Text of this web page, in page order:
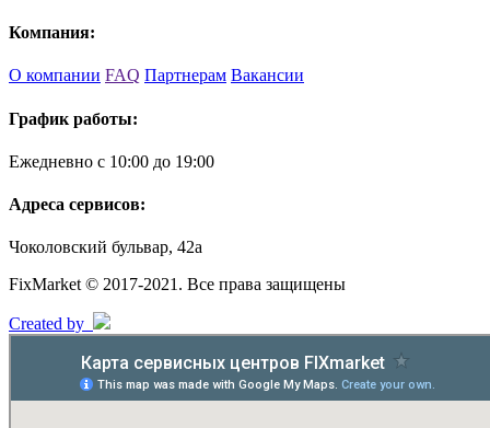
Компания:
О компании FAQ Партнерам Вакансии
График работы:
Ежедневно с 10:00 до 19:00
Адреса сервисов:
Чоколовский бульвар, 42а
FixMarket © 2017-2021. Все права защищены
Created by